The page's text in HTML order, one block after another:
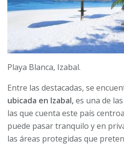
Playa Blanca, Izabal.
Entre las destacadas, se
ubicada en Izabal,es una de
las que cuenta este país
puede pasar tranquilo y en
las áreas protegidas que